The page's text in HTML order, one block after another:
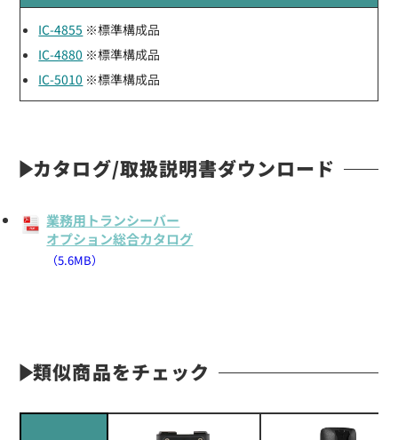
IC-4855 ※標準構成品
IC-4880 ※標準構成品
IC-5010 ※標準構成品
カタログ/取扱説明書ダウンロード
業務用トランシーバー
オプション総合カタログ
（5.6MB）
類似商品をチェック